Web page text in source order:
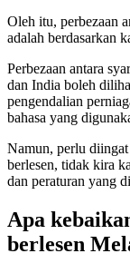
Oleh itu, perbezaan
adalah berdasarkan
Perbezaan antara
dan India boleh
pengendalian
bahasa yang
Namun, perlu
berlesen, tidak kira
dan peraturan yang
Apa
berlesen